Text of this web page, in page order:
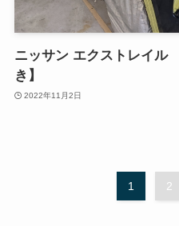
ニッサン エクストレイ
き】
2022年11月2日
1 2